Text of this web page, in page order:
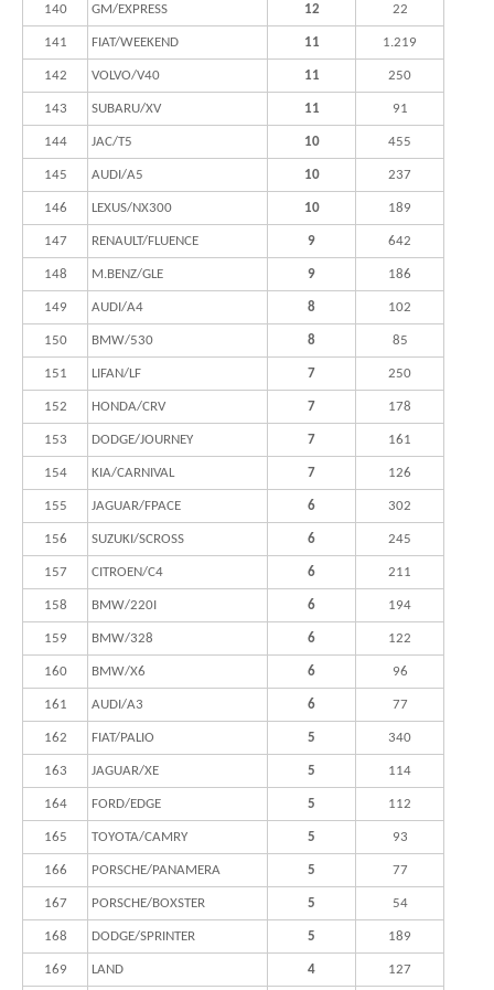
140 GM/EXPRESS 12 22
141 FIAT/WEEKEND 11 1.219
142 VOLVO/V40 11 250
143 SUBARU/XV 11 91
144 JAC/T5 10 455
145 AUDI/A5 10 237
146 LEXUS/NX300 10 189
147 RENAULT/FLUENCE 9 642
148 M.BENZ/GLE 9 186
149 AUDI/A4 8 102
150 BMW/530 8 85
151 LIFAN/LF 7 250
152 HONDA/CRV 7 178
153 DODGE/JOURNEY 7 161
154 KIA/CARNIVAL 7 126
155 JAGUAR/FPACE 6 302
156 SUZUKI/SCROSS 6 245
157 CITROEN/C4 6 211
158 BMW/220I 6 194
159 BMW/328 6 122
160 BMW/X6 6 96
161 AUDI/A3 6 77
162 FIAT/PALIO 5 340
163 JAGUAR/XE 5 114
164 FORD/EDGE 5 112
165 TOYOTA/CAMRY 5 93
166 PORSCHE/PANAMERA 5 77
167 PORSCHE/BOXSTER 5 54
168 DODGE/SPRINTER 5 189
169 LAND 4 127